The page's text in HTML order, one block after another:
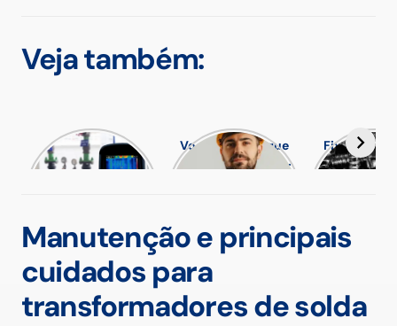
Veja também:
Ganhe
produtividade
Você sabe porque
o Uniforme para
Fixação
os
Manutenção e principais
cuidados para
transformadores de solda